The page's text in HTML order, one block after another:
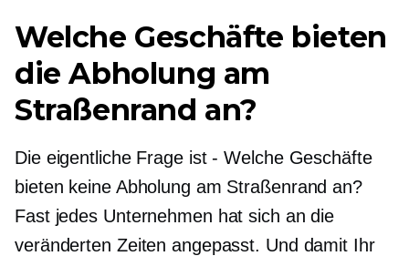
Welche Geschäfte bieten
die Abholung am
Straßenrand an?
Die eigentliche Frage ist- Welche Geschäfte
bieten keine Abholung am Straßenrand an?
Fast jedes Unternehmen hat sich an die
veränderten Zeiten angepasst. Und damit Ihr